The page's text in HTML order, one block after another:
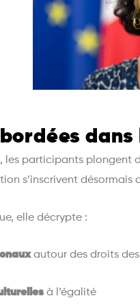
, les participants plongent
s’inscrivent
elle décrypte :
autour des droits
à l’égalité